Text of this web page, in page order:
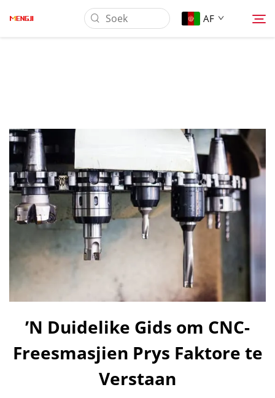
AF
Toepassing
Laai Af
Nuus
Kontak Ons
ʼN Duidelike Gids om CNC-
Freesmasjien Prys Faktore te
Verstaan